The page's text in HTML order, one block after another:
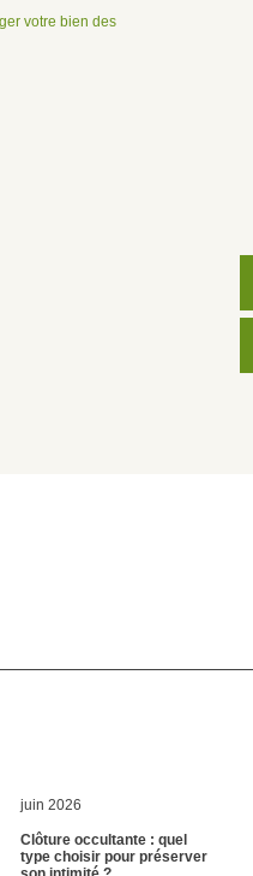
juin 2026
Clôture occultante : quel
type choisir pour préserver